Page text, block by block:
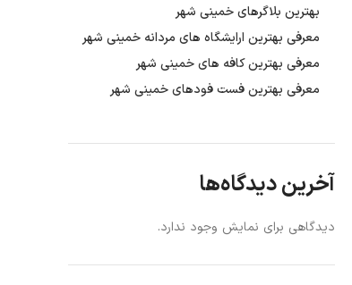
بهترین بلاگرهای خمینی شهر
معرفی بهترین ارایشگاه های مردانه خمینی شهر
معرفی بهترین کافه های خمینی شهر
معرفی بهترین فست فودهای خمینی شهر
آخرین دیدگاه‌ها
دیدگاهی برای نمایش وجود ندارد.